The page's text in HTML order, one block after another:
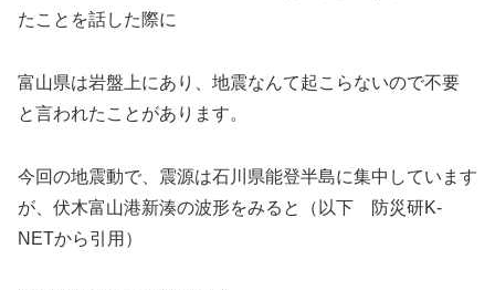
たことを話した際に
富山県は岩盤上にあり、地震なんて起こらないので不要
と言われたことがあります。
今回の地震動で、震源は石川県能登半島に集中しています
が、伏木富山港新湊の波形をみると（以下 防災研K-
NETから引用）